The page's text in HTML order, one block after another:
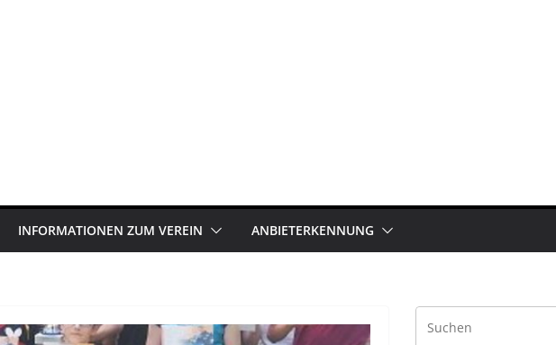
INFORMATIONEN ZUM VEREIN ANBIETERKENNUNG